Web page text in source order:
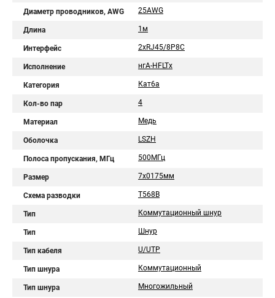
Диаметр проводников, AWG 25AWG
Длина 1м
Интерфейс 2хRJ45/8P8C
Исполнение нгА-HFLTx
Категория Кат6a
Кол-во пар 4
Материал Медь
Оболочка LSZH
Полоса пропускания, МГц 500МГц
Размер 7x0175мм
Схема разводки T568B
Тип Коммутационный шнур
Тип Шнур
Тип кабеля U/UTP
Тип шнура Коммутационный
Тип шнура Многожильный